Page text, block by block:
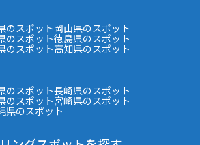
のスポット岡山県のスポット
のスポット徳島県のスポット
のスポット高知県のスポット
のスポット長崎県のスポット
のスポット宮崎県のスポット
県のスポット